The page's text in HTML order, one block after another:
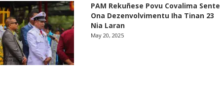
PAM Rekuñese Povu Covalima Sente
Ona Dezenvolvimentu Iha Tinan 23
Nia Laran
May 20, 2025